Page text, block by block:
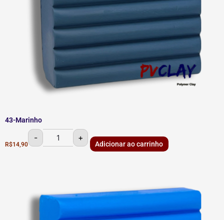
43-Marinho
R$14,90
- +
Adicionar ao carrinho